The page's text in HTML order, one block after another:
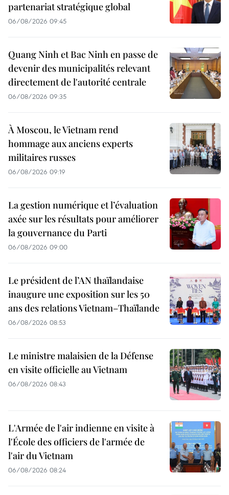
partenariat stratégique global
06/08/2026 09:45
Quang Ninh et Bac Ninh en passe de
devenir des municipalités relevant
directement de l'autorité centrale
06/08/2026 09:35
À Moscou, le Vietnam rend
hommage aux anciens experts
militaires russes
06/08/2026 09:19
La gestion numérique et l’évaluation
axée sur les résultats pour améliorer
la gouvernance du Parti
06/08/2026 09:00
Le président de l’AN thaïlandaise
inaugure une exposition sur les 50
ans des relations Vietnam–Thaïlande
06/08/2026 08:53
Le ministre malaisien de la Défense
en visite officielle au Vietnam
06/08/2026 08:43
L'Armée de l'air indienne en visite à
l'École des officiers de l'armée de
l'air du Vietnam
06/08/2026 08:24